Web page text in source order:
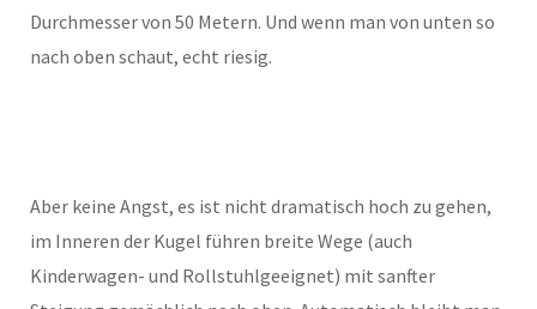
Durchmesser von 50 Metern. Und wenn man von unten so
nach oben schaut, echt riesig.
Aber keine Angst, es ist nicht dramatisch hoch zu gehen,
im Inneren der Kugel führen breite Wege (auch
Kinderwagen- und Rollstuhlgeeignet) mit sanfter